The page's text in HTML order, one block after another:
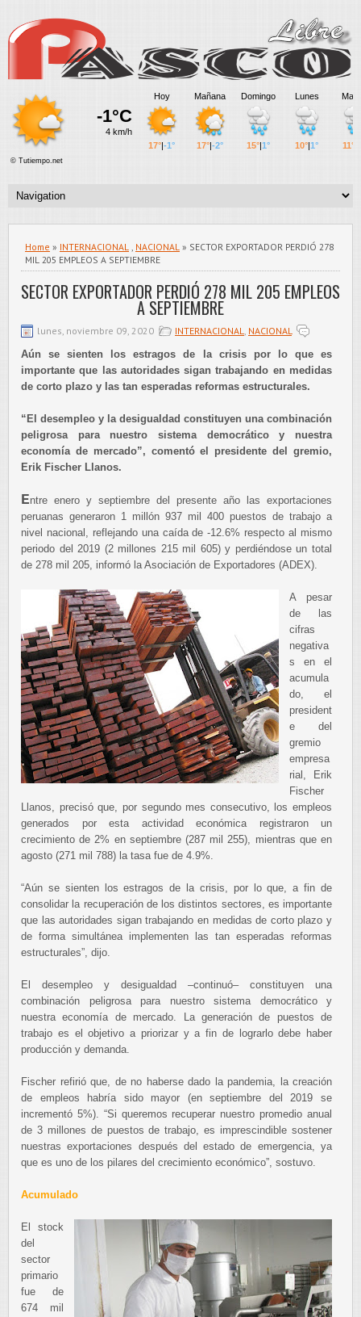
Home » INTERNACIONAL , NACIONAL » SECTOR EXPORTADOR PERDIÓ 278
MIL 205 EMPLEOS A SEPTIEMBRE
SECTOR EXPORTADOR PERDIÓ 278 MIL 205 EMPLEOS
A SEPTIEMBRE
lunes, noviembre 09, 2020 INTERNACIONAL, NACIONAL
Aún se sienten los estragos de la crisis por lo que es
importante que las autoridades sigan trabajando en medidas
de corto plazo y las tan esperadas reformas estructurales.
“El desempleo y la desigualdad constituyen una combinación
peligrosa para nuestro sistema democrático y nuestra
economía de mercado”, comentó el presidente del gremio,
Erik Fischer Llanos.
Entre enero y septiembre del presente año las exportaciones
peruanas generaron 1 millón 937 mil 400 puestos de trabajo a
nivel nacional, reflejando una caída de -12.6% respecto al mismo
periodo del 2019 (2 millones 215 mil 605) y perdiéndose un total
de 278 mil 205, informó la Asociación de Exportadores (ADEX).
A pesar
de las
cifras
negativa
s en el
acumula
do, el
president
e del
gremio
empresa
rial, Erik
Fischer
Llanos, precisó que, por segundo mes consecutivo, los empleos
generados por esta actividad económica registraron un
crecimiento de 2% en septiembre (287 mil 255), mientras que en
agosto (271 mil 788) la tasa fue de 4.9%.
“Aún se sienten los estragos de la crisis, por lo que, a fin de
consolidar la recuperación de los distintos sectores, es importante
que las autoridades sigan trabajando en medidas de corto plazo y
de forma simultánea implementen las tan esperadas reformas
estructurales”, dijo.
El desempleo y desigualdad –continuó– constituyen una
combinación peligrosa para nuestro sistema democrático y
nuestra economía de mercado. La generación de puestos de
trabajo es el objetivo a priorizar y a fin de lograrlo debe haber
producción y demanda.
Fischer refirió que, de no haberse dado la pandemia, la creación
de empleos habría sido mayor (en septiembre del 2019 se
incrementó 5%). “Si queremos recuperar nuestro promedio anual
de 3 millones de puestos de trabajo, es imprescindible sostener
nuestras exportaciones después del estado de emergencia, ya
que es uno de los pilares del crecimiento económico”, sostuvo.
Acumulado
El stock
del
sector
primario
fue de
674 mil